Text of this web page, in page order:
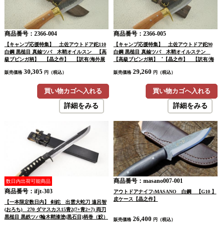
商品番号：2366-004
【キャンプ応援特集】 土佐アウトドア鉈110
白鋼 黒槌目 真鍮ツバ 木鞘オイルスン 【高
級ブビンガ柄】 【晶之作】 【訳有/海外展
ン：承諾の上注文】
販売価格 30,305 円（税込）
買い物カゴへ入れる
詳細をみる
商品番号：2366-005
【キャンプ応援特集】 土佐アウトドア鉈90
白鋼 黒槌目 真鍮ツバ 木鞘オイルステン
【高級ブビンガ柄】゛【晶之作】 【訳有/海
ーン：承諾の上注文】
販売価格 29,260 円（税込）
買い物カゴへ入れる
詳細をみる
数日内出荷可能商品
商品番号：ifjt-303
【一本限定数日内】 剣鉈 出雲大蛇刀 遠呂智
(おろち) 270 ダマスカス15青2(7+青2+7) 両刃
黒槌目 黒鉄ツバ輪木鞘漆塗(黒石目)柄巻（鮫）
商品番号：masano007-001
アウトドアナイフ:MASANO 白鋼 【G10 】
皮ケース【晶之作】
販売価格 26,400 円（税込）